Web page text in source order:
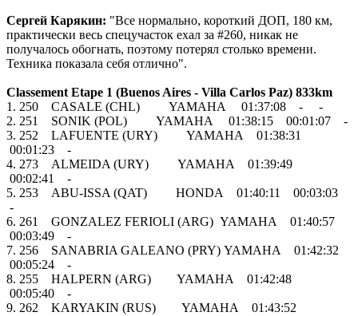
Сергей Карякин: "Все нормально, короткий ДОП, 180 км,
практически весь спецучасток ехал за #260, никак не
получалось обогнать, поэтому потерял столько времени.
Техника показала себя отлично".
Classement Etape 1 (Buenos Aires - Villa Carlos Paz) 833km
1. 250 CASALE (CHL) YAMAHA 01:37:08 - -
2. 251 SONIK (POL) YAMAHA 01:38:15 00:01:07 -
3. 252 LAFUENTE (URY) YAMAHA 01:38:31
00:01:23 -
4. 273 ALMEIDA (URY) YAMAHA 01:39:49
00:02:41 -
5. 253 ABU-ISSA (QAT) HONDA 01:40:11 00:03:03
-
6. 261 GONZALEZ FERIOLI (ARG) YAMAHA 01:40:57
00:03:49 -
7. 256 SANABRIA GALEANO (PRY) YAMAHA 01:42:32
00:05:24 -
8. 255 HALPERN (ARG) YAMAHA 01:42:48
00:05:40 -
9. 262 KARYAKIN (RUS) YAMAHA 01:43:52